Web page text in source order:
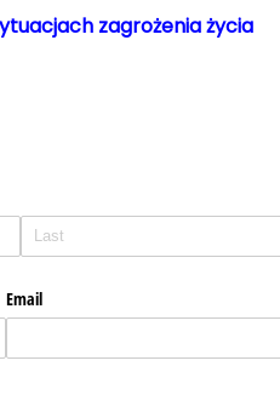
zagrożenia życia
Email